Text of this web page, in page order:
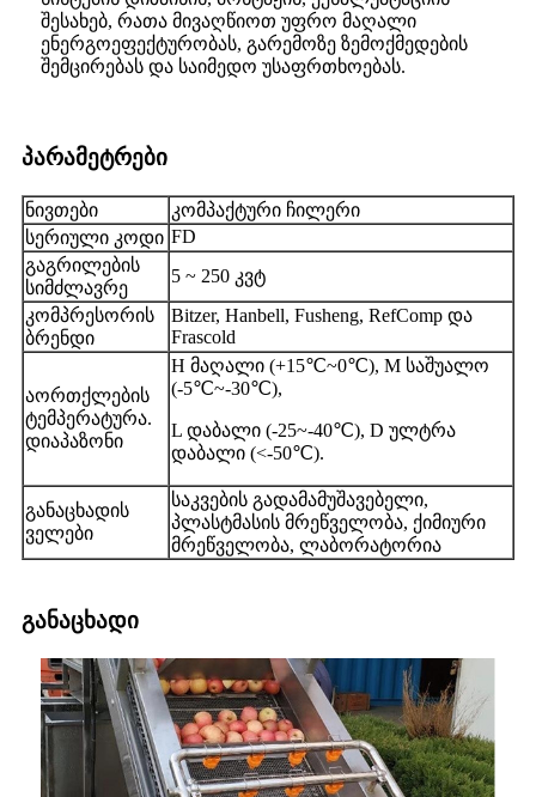
შესახებ, რათა მივაღწიოთ უფრო მაღალი
ენერგოეფექტურობას, გარემოზე ზემოქმედების
შემცირებას და საიმედო უსაფრთხოებას.
პარამეტრები
ნივთები
კომპაქტური ჩილერი
სერიული კოდი FD
გაგრილების
სიმძლავრე
5 ~ 250 კვტ
კომპრესორის
ბრენდი
Bitzer, Hanbell, Fusheng, RefComp და
Frascold
აორთქლების
ტემპერატურა.
დიაპაზონი
H მაღალი (+15℃~0℃), M საშუალო
(-5℃~-30℃),
L დაბალი (-25~-40℃), D ულტრა
დაბალი (<-50℃).
განაცხადის
ველები
საკვების გადამამუშავებელი,
პლასტმასის მრეწველობა, ქიმიური
მრეწველობა, ლაბორატორია
განაცხადი